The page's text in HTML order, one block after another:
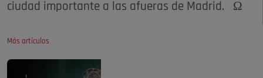
ciudad importante a las afueras de Madrid. Ω
Más artículos